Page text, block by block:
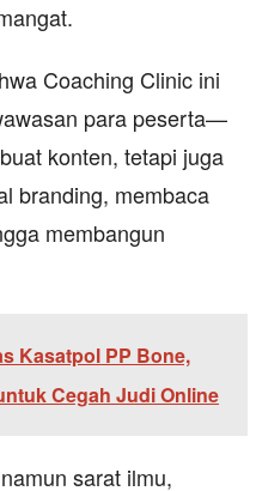
Coaching Clinic ini
para peserta—
konten, tetapi juga
branding, membaca
membangun
Kasatpol PP Bone,
Cegah Judi Online
sarat ilmu,